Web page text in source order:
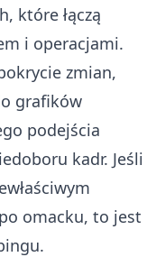
które łączą
i operacjami.
zmian,
grafików
podejścia
kadr. Jeśli
omacku, to jest